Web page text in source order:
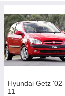
Hyundai Getz '02-
11